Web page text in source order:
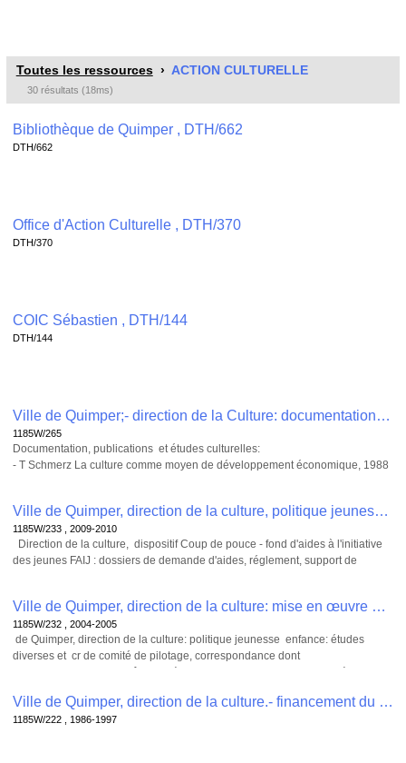
Toutes les ressources ACTION CULTURELLE
30 résultats (18ms)
Bibliothèque de Quimper , DTH/662
DTH/662
Office d'Action Culturelle , DTH/370
DTH/370
COIC Sébastien , DTH/144
DTH/144
Ville de Quimper;- direction de la Culture: documentation , 1185W/265
1185W/265
Documentation, publications et études culturelles:
- T Schmerz La culture comme moyen de développement économique, 1988
chorégraphique contemporaine, étude DRAC Bretagne, 1993
- Rencontres poétiques internationales de Bretagne: Pierre éclatée , 1993-
1994
- Ministère de la Culture, Les services éducatifs des musées , étude action,
d'art en France, 1998
-M. Lagouche, M. Rostain : Polémique sur le théâtre populaire / le théâtre
savant, Quimper 1999
-Ministère de la culture: Chiffres clefs 2002-2003, La documentation
- Région Bretagne, Mission VII pour une politique culturelle et sportive au
service de tous, 2006
- Conseil général du Finistère: L'enseignement du théâtre en Finistère 2007
Ville de Quimper, direction de la culture, politique jeunesse.- dispositif Coup de pouce - fond d'aides à l'initiative des jeunes FAIJ , 1185W/233
1185W/233 , 2009-2010
Direction de la culture, dispositif Coup de pouce - fond d'aides à l'initiative
des jeunes FAIJ : dossiers de demande d'aides, réglement, support de
Ville de Quimper, direction de la culture: mise en œuvre d'une politique jeunesse enfance: études diverses et comité de pilotage , 1185W/232
1185W/232 , 2004-2005
de Quimper, direction de la culture: politique jeunesse enfance: études
diverses et cr de comité de pilotage, correspondance dont
- Ville de Quimper : proposition pouyr une politique jeunesse (2005)
-Ville de Quimper : Les jeunes dans la ville de 0 à 25 ans : rapport (2005)
Ville de Quimper, direction de la culture.- financement du groupe culturel de l'ouest GACO: dossier de subvention , 1185W/222
1185W/222 , 1986-1997